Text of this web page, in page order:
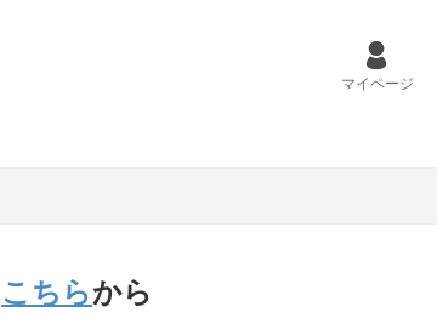
マイページ
こちらから